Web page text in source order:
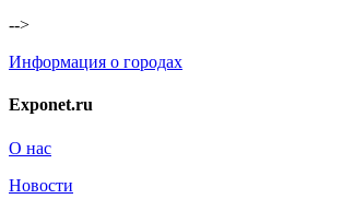
-->
Информация о городах
Exponet.ru
О нас
Новости